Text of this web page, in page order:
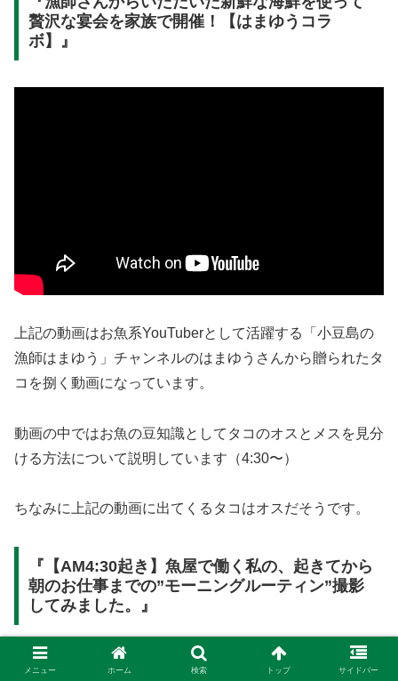
贅沢な宴会を家族で開催！【はまゆうコラ
ボ】』
上記の動画はお魚系YouTuberとして活躍する「小豆島の
漁師はまゆう」チャンネルのはまゆうさんから贈られたタ
コを捌く動画になっています。
動画の中ではお魚の豆知識としてタコのオスとメスを見分
ける方法について説明しています（4:30〜）
ちなみに上記の動画に出てくるタコはオスだそうです。
『【AM4:30起き】魚屋で働く私の、起きてから
朝のお仕事までの”モーニングルーティン”撮影
してみました。』
メニュー ホーム 検索 トップ サイドバー